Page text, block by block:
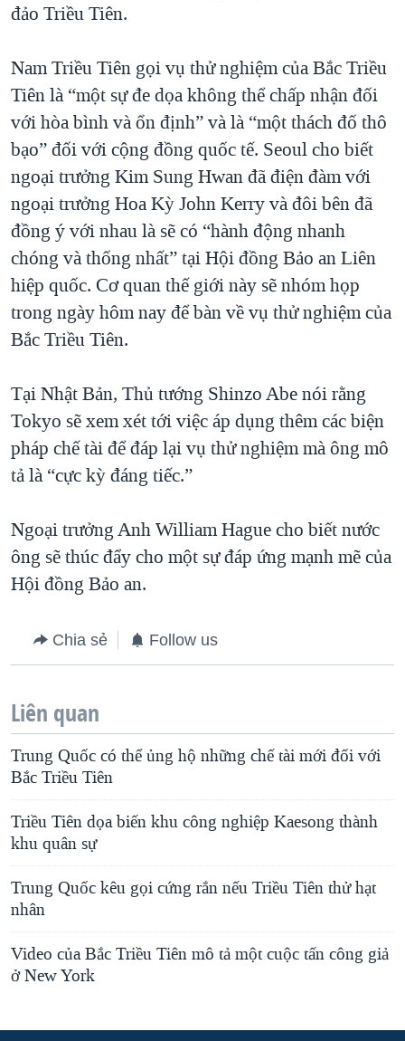
đảo Triều Tiên.
Nam Triều Tiên gọi vụ thử nghiệm của Bắc Triều
Tiên là “một sự đe dọa không thể chấp nhận đối
với hòa bình và ổn định” và là “một thách đố thô
bạo” đối với cộng đồng quốc tế. Seoul cho biết
ngoại trưởng Kim Sung Hwan đã điện đàm với
ngoại trưởng Hoa Kỳ John Kerry và đôi bên đã
đồng ý với nhau là sẽ có “hành động nhanh
chóng và thống nhất” tại Hội đồng Bảo an Liên
hiệp quốc. Cơ quan thế giới này sẽ nhóm họp
trong ngày hôm nay để bàn về vụ thử nghiệm của
Bắc Triều Tiên.
Tại Nhật Bản, Thủ tướng Shinzo Abe nói rằng
Tokyo sẽ xem xét tới việc áp dụng thêm các biện
pháp chế tài để đáp lại vụ thử nghiệm mà ông mô
tả là “cực kỳ đáng tiếc.”
Ngoại trưởng Anh William Hague cho biết nước
ông sẽ thúc đẩy cho một sự đáp ứng mạnh mẽ của
Hội đồng Bảo an.
Chia sẻ Follow us
Liên quan
Trung Quốc có thể ủng hộ những chế tài mới đối với
Bắc Triều Tiên
Triều Tiên dọa biến khu công nghiệp Kaesong thành
khu quân sự
Trung Quốc kêu gọi cứng rắn nếu Triều Tiên thử hạt
nhân
Video của Bắc Triều Tiên mô tả một cuộc tấn công giả
ở New York